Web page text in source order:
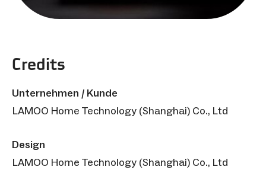
Credits
Unternehmen / Kunde
LAMOO Home Technology (Shanghai) Co., Ltd
Design
LAMOO Home Technology (Shanghai) Co., Ltd